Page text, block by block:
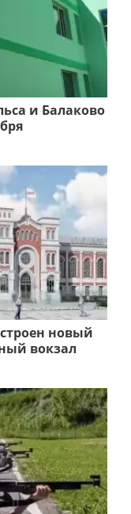
и Балаково
новый
вокзал